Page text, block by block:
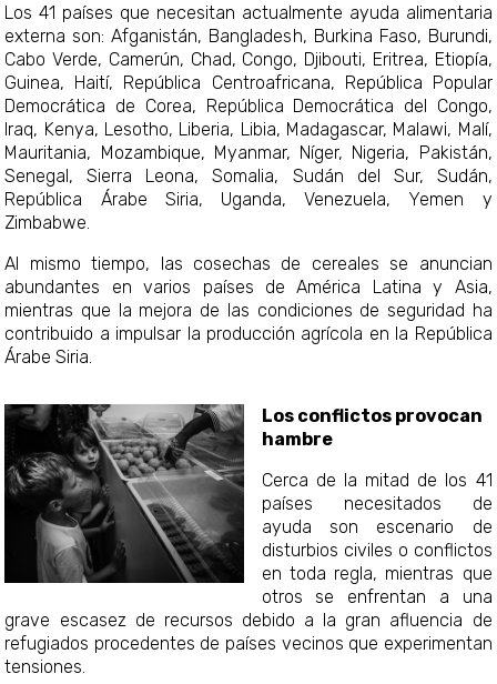
Los 41 países que necesitan actualmente ayuda alimentaria
externa son: Afganistán, Bangladesh, Burkina Faso, Burundi,
Cabo Verde, Camerún, Chad, Congo, Djibouti, Eritrea, Etiopía,
Guinea, Haití, República Centroafricana, República Popular
Democrática de Corea, República Democrática del Congo,
Iraq, Kenya, Lesotho, Liberia, Libia, Madagascar, Malawi, Malí,
Mauritania, Mozambique, Myanmar, Níger, Nigeria, Pakistán,
Senegal, Sierra Leona, Somalia, Sudán del Sur, Sudán,
República Árabe Siria, Uganda, Venezuela, Yemen y
Zimbabwe.
Al mismo tiempo, las cosechas de cereales se anuncian
abundantes en varios países de América Latina y Asia,
mientras que la mejora de las condiciones de seguridad ha
contribuido a impulsar la producción agrícola en la República
Árabe Siria.
Los conflictos provocan
hambre
Cerca de la mitad de los 41
países necesitados de
ayuda son escenario de
disturbios civiles o conflictos
en toda regla, mientras que
otros se enfrentan a una
grave escasez de recursos debido a la gran afluencia de
refugiados procedentes de países vecinos que experimentan
tensiones.